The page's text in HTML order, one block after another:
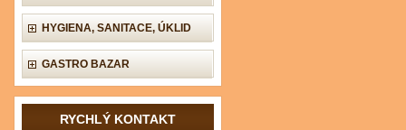
HYGIENA, SANITACE, ÚKLID
GASTRO BAZAR
RYCHLÝ KONTAKT